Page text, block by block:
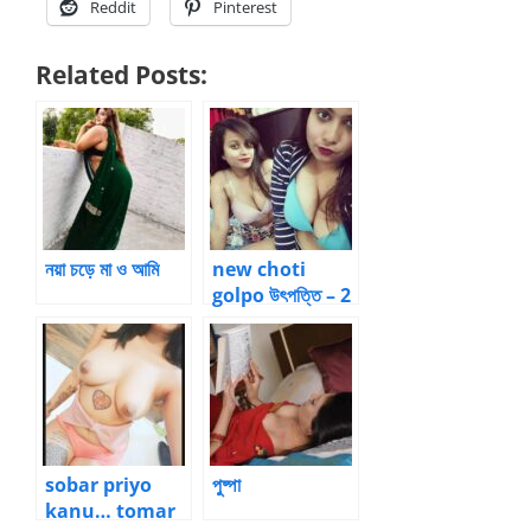
Reddit Pinterest
Related Posts:
নয়া চড়ে মা ও আমি
new choti
golpo উৎপত্তি – 2
sobar priyo
kanu… tomar
পুষ্পা